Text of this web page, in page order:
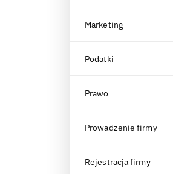
Marketing
Podatki
Prawo
Prowadzenie firmy
Rejestracja firmy